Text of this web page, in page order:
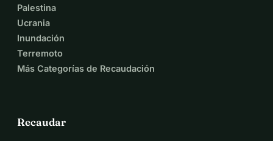
Palestina
Ucrania
Inundación
Terremoto
Más Categorías de Recaudación
Recaudar